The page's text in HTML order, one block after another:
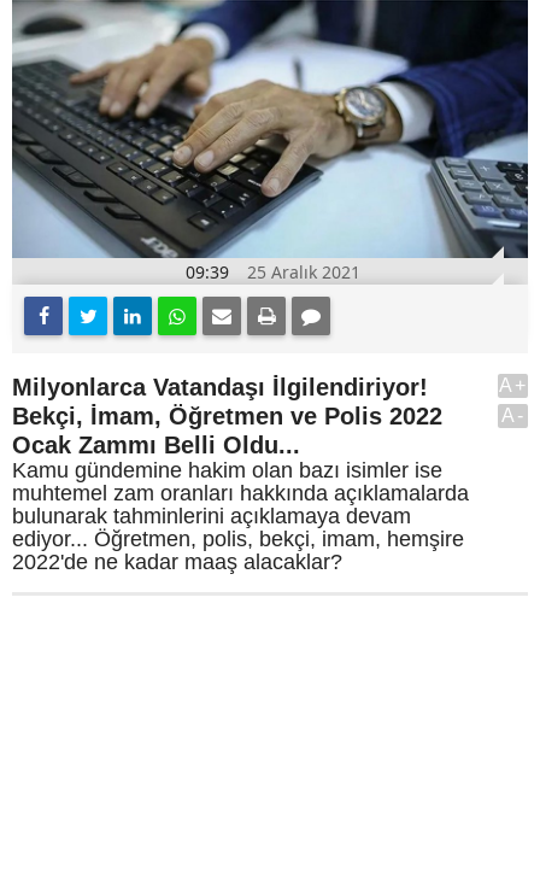
09:39 25 Aralık 2021
Milyonlarca Vatandaşı İlgilendiriyor!
Bekçi, İmam, Öğretmen ve Polis 2022
Ocak Zammı Belli Oldu...
Kamu gündemine hakim olan bazı isimler ise
muhtemel zam oranları hakkında açıklamalarda
bulunarak tahminlerini açıklamaya devam
ediyor... Öğretmen, polis, bekçi, imam, hemşire
2022'de ne kadar maaş alacaklar?
A+
A-